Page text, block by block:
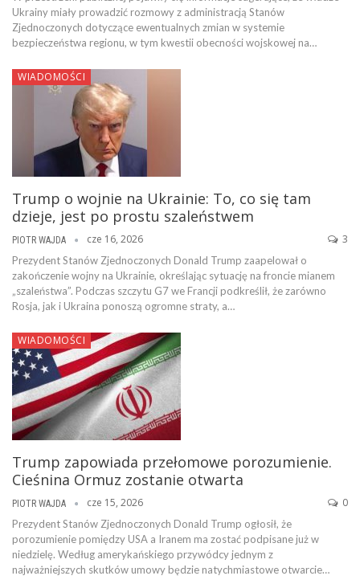
Ukrainy miały prowadzić rozmowy z administracją Stanów
Zjednoczonych dotyczące ewentualnych zmian w systemie
bezpieczeństwa regionu, w tym kwestii obecności wojskowej na…
WIADOMOŚCI
Trump o wojnie na Ukrainie: To, co się tam
dzieje, jest po prostu szaleństwem
PIOTR WAJDA cze 16, 2026 3
Prezydent Stanów Zjednoczonych Donald Trump zaapelował o
zakończenie wojny na Ukrainie, określając sytuację na froncie mianem
„szaleństwa”. Podczas szczytu G7 we Francji podkreślił, że zarówno
Rosja, jak i Ukraina ponoszą ogromne straty, a…
WIADOMOŚCI
Trump zapowiada przełomowe porozumienie.
Cieśnina Ormuz zostanie otwarta
PIOTR WAJDA cze 15, 2026 0
Prezydent Stanów Zjednoczonych Donald Trump ogłosił, że
porozumienie pomiędzy USA a Iranem ma zostać podpisane już w
niedzielę. Według amerykańskiego przywódcy jednym z
najważniejszych skutków umowy będzie natychmiastowe otwarcie…